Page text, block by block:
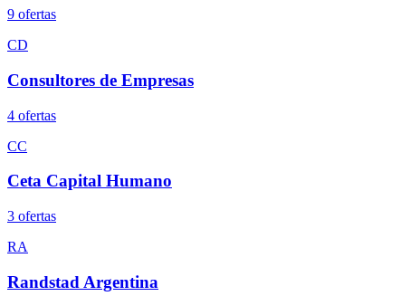
9 ofertas
CD
Consultores de Empresas
4 ofertas
CC
Ceta Capital Humano
3 ofertas
RA
Randstad Argentina